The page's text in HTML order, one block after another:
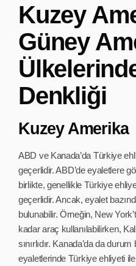
Kuzey
Güney
Denkliği
Kuzey Amerika
ABD ve Kanada’da Türkiye
geçerlidir. ABD’de eyaletlere
birlikte, genellikle Türkiye
geçerlidir. Ancak, eyalet
bulunabilir. Örneğin, New
kadar araç kullanılabilirken,
sınırlıdır. Kanada’da da
eyaletlerinde Türkiye ehliyeti